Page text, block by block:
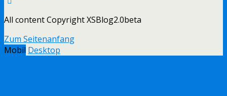
All content Copyright XSBlog2.0beta
Zum Seitenanfang
Mobil Desktop